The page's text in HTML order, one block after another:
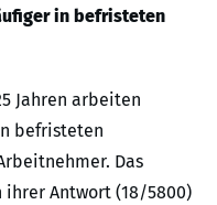
in befristeten
Jahren arbeiten
befristeten
Das
Antwort (18/5800)